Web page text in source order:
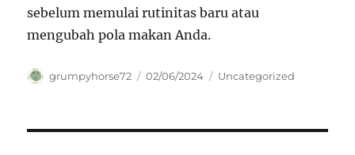
sebelum memulai rutinitas baru atau
mengubah pola makan Anda.
Author
grumpyhorse72
Posted
02/06/2024 Categories
Uncategorized